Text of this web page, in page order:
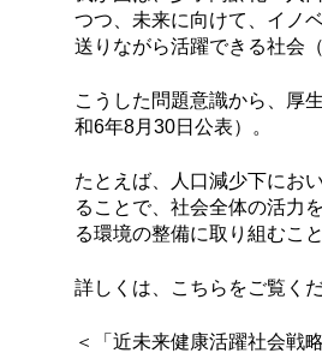
つつ、未来に向けて、イノ
送りながら活躍できる社会
こうした問題意識から、厚
和6年8月30日公表）。
たとえば、人口減少下にお
ることで、社会全体の活力
る環境の整備に取り組むこ
詳しくは、こちらをご覧くだ
＜「近未来健康活躍社会戦